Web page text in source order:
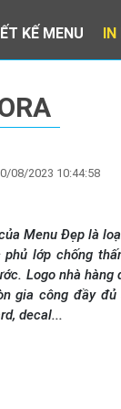
KẾ MENU IN
08/2023 10:44:58
Menu Đẹp là
lớp chống
Logo nhà
gia công đầy
decal...